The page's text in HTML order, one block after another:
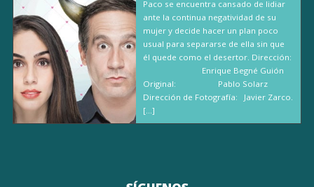
Paco se encuentra cansado de lidiar
ante la continua negatividad de su
mujer y decide hacer un plan poco
usual para separarse de ella sin que
él quede como el desertor. Dirección:
Enrique Begné Guión
Original: Pablo Solarz
Dirección de Fotografía: Javier Zarco.
[…]